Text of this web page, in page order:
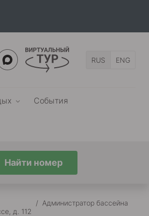
RUS ENG
События
Найти номер
д. 112
/ Администратор бассейна